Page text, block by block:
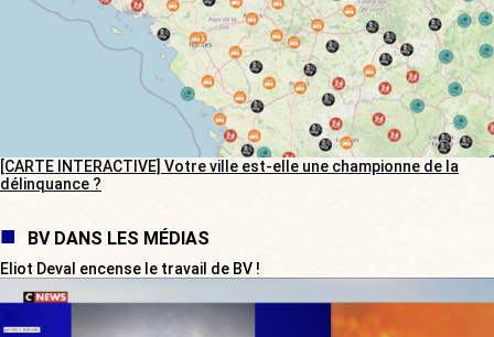
[CARTE INTERACTIVE] Votre ville est-elle une championne de la
délinquance ?
BV DANS LES MÉDIAS
Eliot Deval encense le travail de BV !